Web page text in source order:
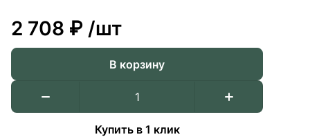
2 708 ₽ /шт
В корзину
Купить в 1 клик